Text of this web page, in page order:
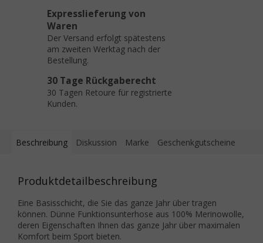
Expresslieferung von
Waren
Der Versand erfolgt spätestens
am zweiten Werktag nach der
Bestellung.
30 Tage Rückgaberecht
30 Tagen Retoure für registrierte
Kunden.
Beschreibung Diskussion Marke Geschenkgutscheine
Produktdetailbeschreibung
Eine Basisschicht, die Sie das ganze Jahr über tragen
können. Dünne Funktionsunterhose aus 100% Merinowolle,
deren Eigenschaften Ihnen das ganze Jahr über maximalen
Komfort beim Sport bieten.